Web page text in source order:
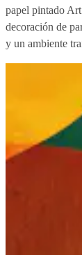
papel pintado
decoración de
y un ambiente